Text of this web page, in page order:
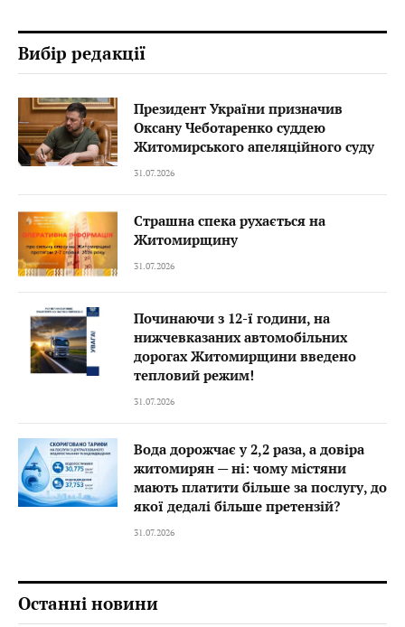
Вибір редакції
Президент України призначив
Оксану Чеботаренко суддею
Житомирського апеляційного суду
31.07.2026
Страшна спека рухається на
Житомирщину
31.07.2026
Починаючи з 12-ї години, на
нижчевказаних автомобільних
дорогах Житомирщини введено
тепловий режим!
31.07.2026
Вода дорожчає у 2,2 раза, а довіра
житомирян — ні: чому містяни
мають платити більше за послугу, до
якої дедалі більше претензій?
31.07.2026
Останні новини